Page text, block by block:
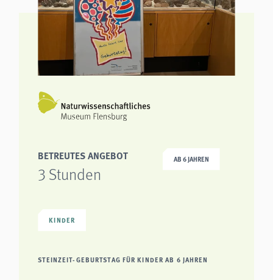
BETREUTES ANGEBOT
3 Stunden
AB 6 JAHREN
KINDER
STEINZEIT-GEBURTSTAG FÜR KINDER AB 6 JAHREN